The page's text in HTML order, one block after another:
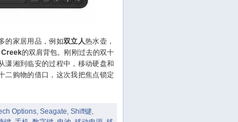
家居用品，例如双立人热水壶，
Creek的双肩背包。刚刚过去的双十
潇湘到临安的过程中，移动硬盘和
二购物的借口，这次我把焦点锁定
Options, Seagate, Shift键,